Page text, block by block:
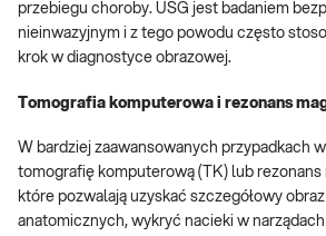
przebiegu choroby. USG jest badaniem
nieinwazyjnym i z tego powodu często
krok w diagnostyce obrazowej.
Tomografia komputerowa i rezonans
W bardziej zaawansowanych przypadkach
tomografię komputerową (TK) lub rezonans
które pozwalają uzyskać szczegółowy
anatomicznych, wykryć nacieki w